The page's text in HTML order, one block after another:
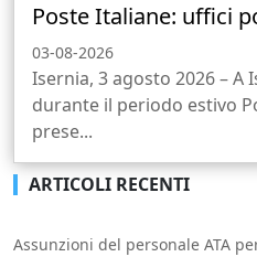
Poste Italiane: uffici
03-08-2026
Isernia, 3 agosto 2026 – A
durante il periodo estivo
prese...
ARTICOLI RECENTI
Assunzioni del personale ATA